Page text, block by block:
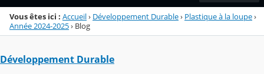
Vous êtes ici : Accueil› Développement Durable› Plastique à la loupe›
Année 2024-2025› Blog
Développement Durable